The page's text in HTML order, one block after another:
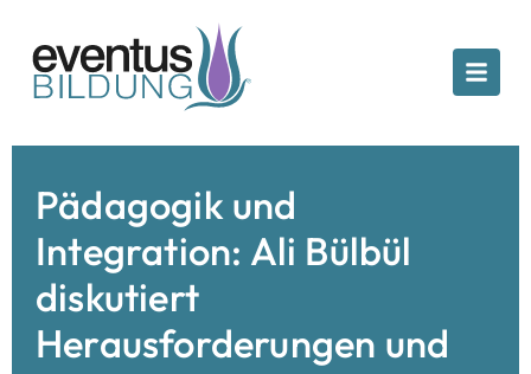
Pädagogik und
Integration: Ali Bülbül
diskutiert
Herausforderungen und